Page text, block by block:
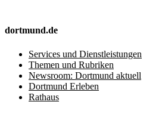
dortmund.de
Services und Dienstleistungen
Themen und Rubriken
Newsroom: Dortmund aktuell
Dortmund Erleben
Rathaus